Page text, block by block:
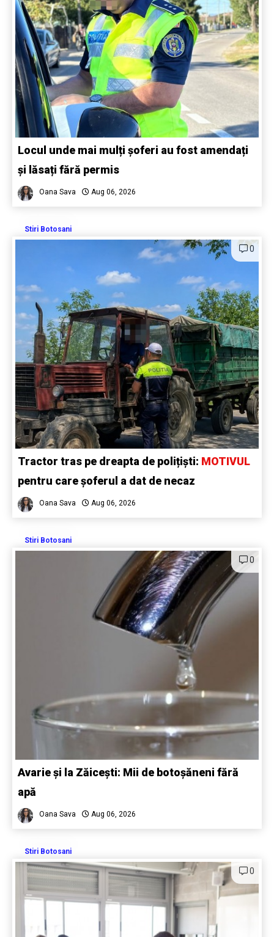
Locul unde mai mulți șoferi au fost amendați
și lăsați fără permis
Oana Sava Aug 06, 2026
Stiri Botosani
0
Tractor tras pe dreapta de polițiști: MOTIVUL
pentru care șoferul a dat de necaz
Oana Sava Aug 06, 2026
Stiri Botosani
0
Avarie și la Zăicești: Mii de botoșăneni fără
apă
Oana Sava Aug 06, 2026
Stiri Botosani
0